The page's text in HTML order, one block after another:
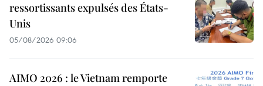
ressortissants expulsés des États-
Unis
05/08/2026 09:06
AIMO 2026 : le Vietnam remporte